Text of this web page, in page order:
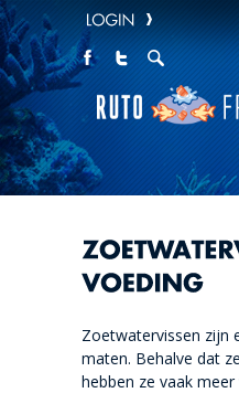
Zoetwatervissen zijn
maten. Behalve dat
hebben ze vaak meer